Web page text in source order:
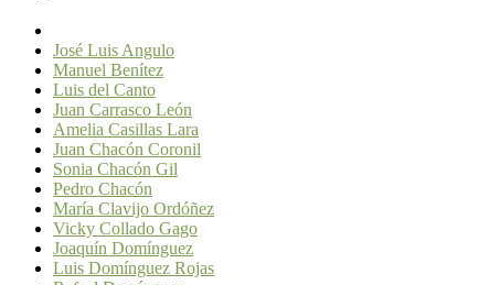
José Luis Angulo
Manuel Benítez
Luis del Canto
Juan Carrasco León
Amelia Casillas Lara
Juan Chacón Coronil
Sonia Chacón Gil
Pedro Chacón
María Clavijo Ordóñez
Vicky Collado Gago
Joaquín Domínguez
Luis Domínguez Rojas